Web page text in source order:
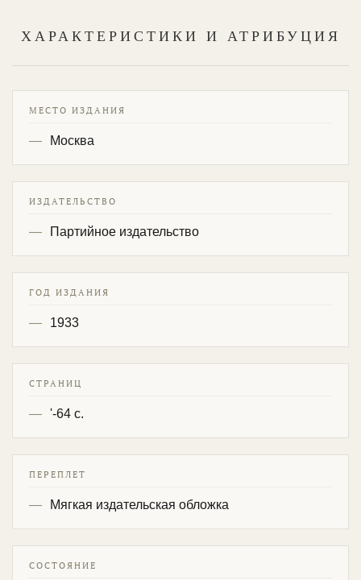
ХАРАКТЕРИСТИКИ И АТРИБУЦИЯ
МЕСТО ИЗДАНИЯ
Москва
ИЗДАТЕЛЬСТВО
Партийное издательство
ГОД ИЗДАНИЯ
1933
СТРАНИЦ
'-64 с.
ПЕРЕПЛЕТ
Мягкая издательская обложка
СОСТОЯНИЕ